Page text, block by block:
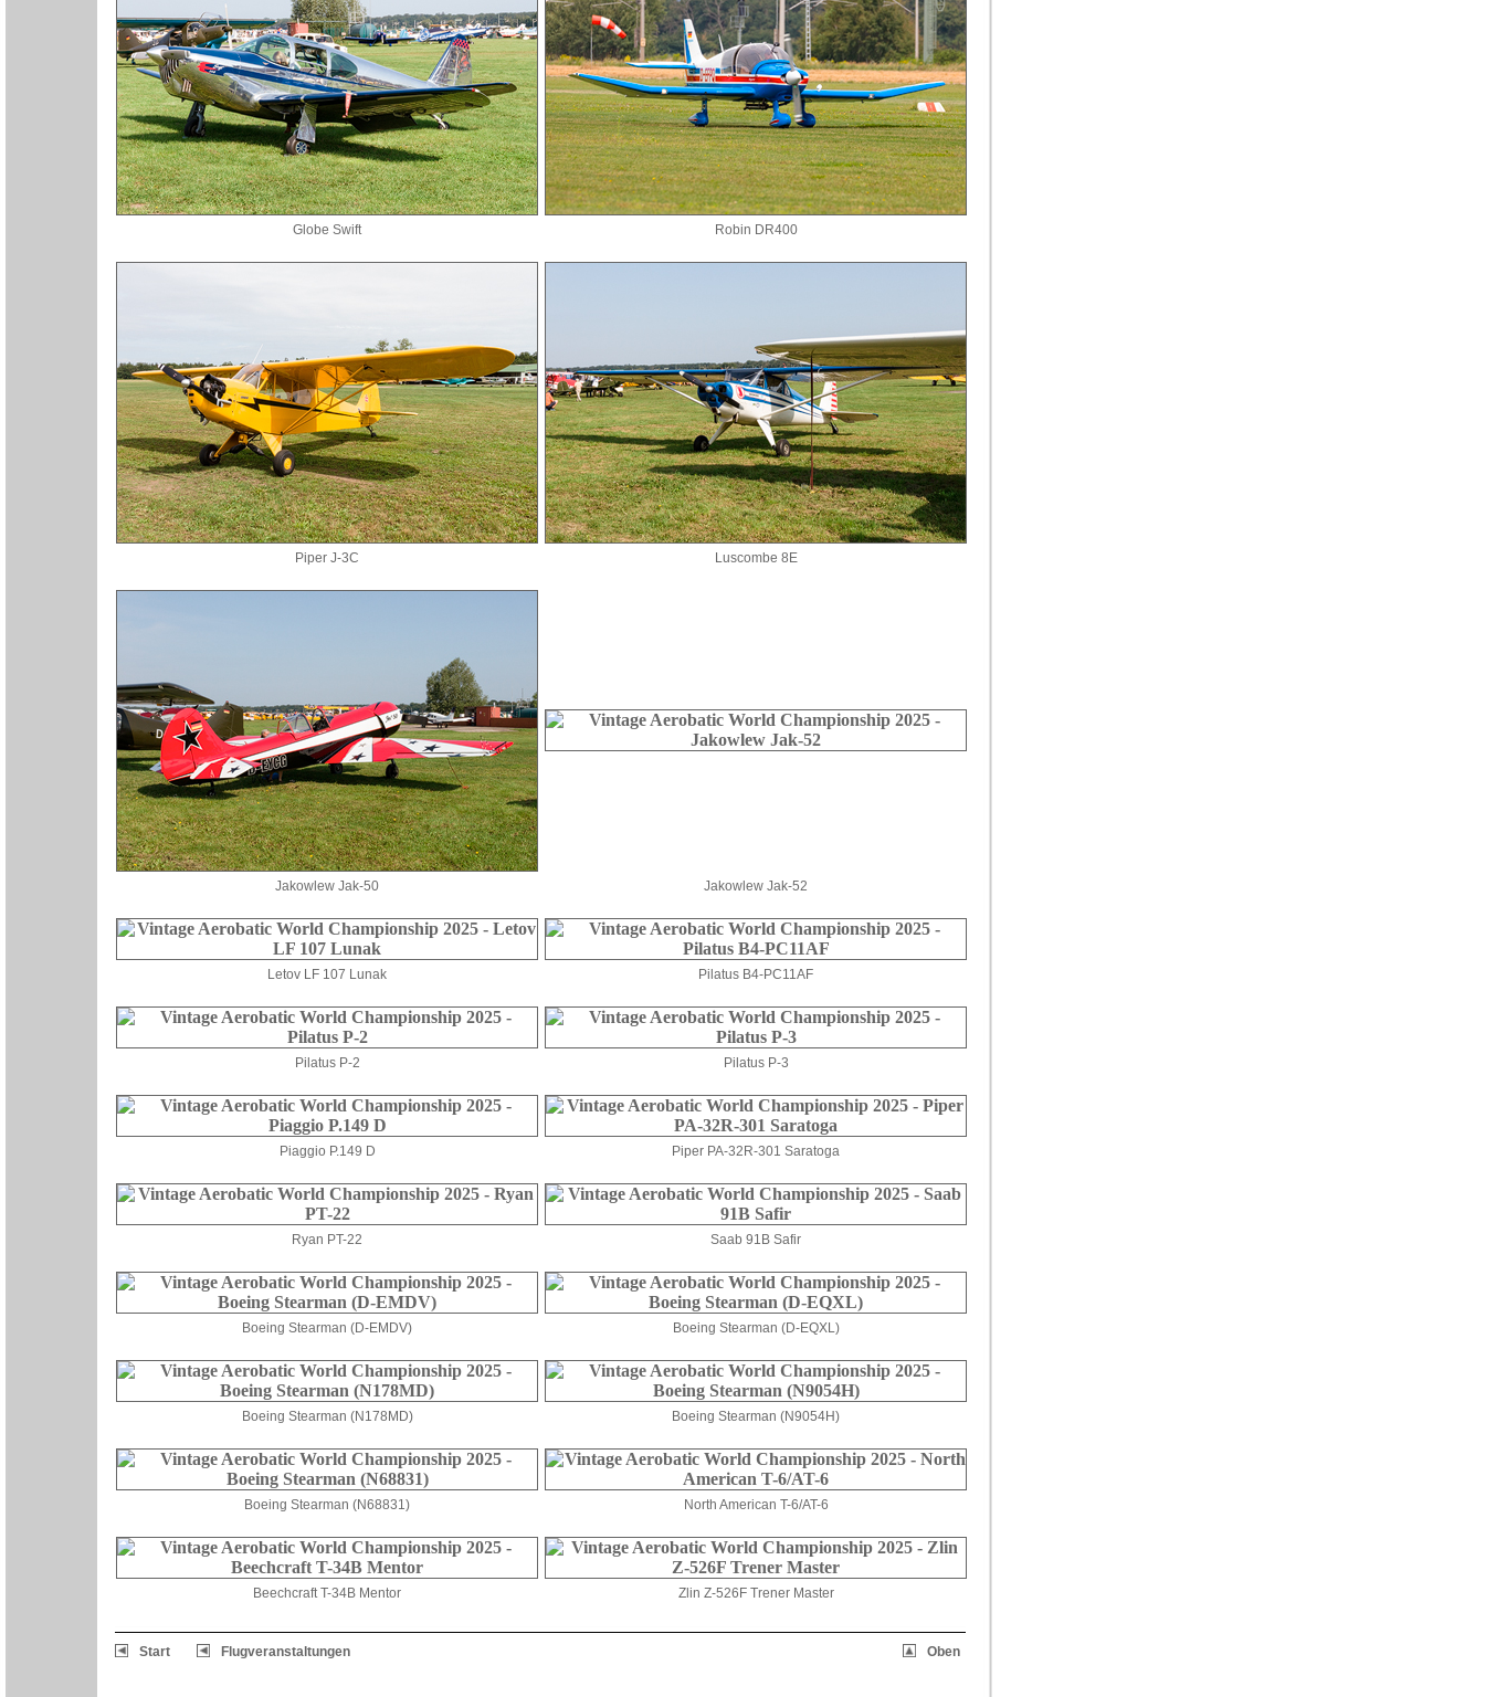
Globe Swift Robin DR400
Piper J-3C Luscombe 8E
Jakowlew Jak-50 Jakowlew Jak-52
Letov LF 107 Lunak Pilatus B4-PC11AF
Pilatus P-2 Pilatus P-3
Piaggio P.149 D Piper PA-32R-301 Saratoga
Ryan PT-22 Saab 91B Safir
Boeing Stearman (D-EMDV) Boeing Stearman (D-EQXL)
Boeing Stearman (N178MD) Boeing Stearman (N9054H)
Boeing Stearman (N68831) North American T-6/AT-6
Beechcraft T-34B Mentor Zlin Z-526F Trener Master
Start Flugveranstaltungen Oben